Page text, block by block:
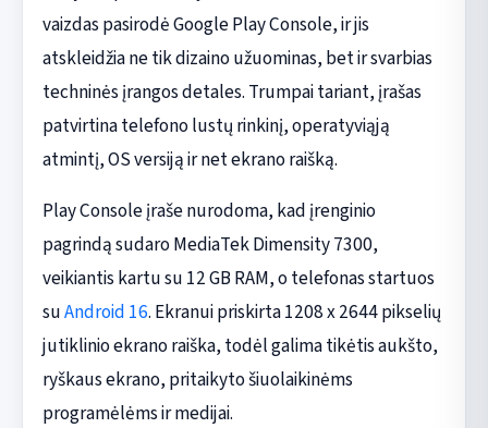
vaizdas pasirodė Google Play Console, ir jis
atskleidžia ne tik dizaino užuominas, bet ir svarbias
techninės įrangos detales. Trumpai tariant, įrašas
patvirtina telefono lustų rinkinį, operatyviąją
atmintį, OS versiją ir net ekrano raišką.
Play Console įraše nurodoma, kad įrenginio
pagrindą sudaro MediaTek Dimensity 7300,
veikiantis kartu su 12 GB RAM, o telefonas startuos
suAndroid 16. Ekranui priskirta 1208 x 2644 pikselių
jutiklinio ekrano raiška, todėl galima tikėtis aukšto,
ryškaus ekrano, pritaikyto šiuolaikinėms
programėlėms ir medijai.